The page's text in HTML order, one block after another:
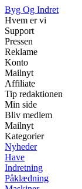
Byg Og Indret
Hvem er vi
Support
Pressen
Reklame
Konto
Mailnyt
Affiliate
Tip redaktionen
Min side
Bliv medlem
Mailnyt
Kategorier
Nyheder
Have
Indretning
Påklædning